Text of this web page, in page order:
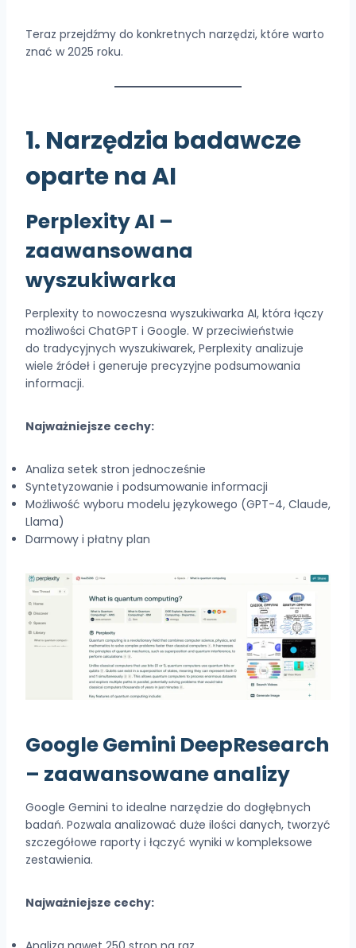
Teraz przejdźmy do konkretnych narzędzi, które warto
znać w 2025 roku.
1. Narzędzia badawcze
oparte na AI
Perplexity AI –
zaawansowana
wyszukiwarka
Perplexity to nowoczesna wyszukiwarka AI, która łączy
możliwości ChatGPT i Google. W przeciwieństwie
do tradycyjnych wyszukiwarek, Perplexity analizuje
wiele źródeł i generuje precyzyjne podsumowania
informacji.
Najważniejsze cechy:
Analiza setek stron jednocześnie
Syntetyzowanie i podsumowanie informacji
Możliwość wyboru modelu językowego (GPT-4, Claude,
Llama)
Darmowy i płatny plan
Google Gemini DeepResearch
– zaawansowane analizy
Google Gemini to idealne narzędzie do dogłębnych
badań. Pozwala analizować duże ilości danych, tworzyć
szczegółowe raporty i łączyć wyniki w kompleksowe
zestawienia.
Najważniejsze cechy: